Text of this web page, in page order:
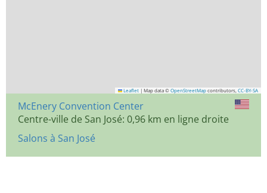
Leaflet | Map data © OpenStreetMap contributors, CC-BY-SA
McEnery Convention Center
Centre-ville de San José: 0,96 km en ligne droite
Salons à San José